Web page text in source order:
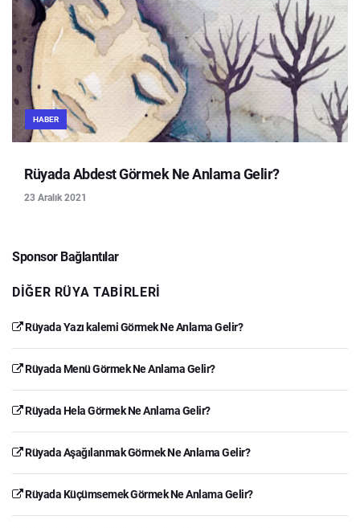
HABER
Rüyada Abdest Görmek Ne Anlama Gelir?
23 Aralık 2021
Sponsor Bağlantılar
DIĞER RÜYA TABIRLERI
Rüyada Yazı kalemi Görmek Ne Anlama Gelir?
Rüyada Menü Görmek Ne Anlama Gelir?
Rüyada Hela Görmek Ne Anlama Gelir?
Rüyada Aşağılanmak Görmek Ne Anlama Gelir?
Rüyada Küçümsemek Görmek Ne Anlama Gelir?